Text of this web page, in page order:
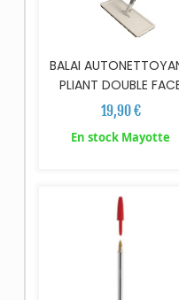
BALAI
PLIANT DOUBLE
19,90 €
En stock Mayotte